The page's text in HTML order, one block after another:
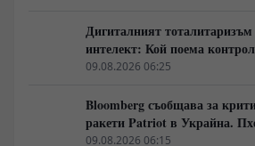
Дигиталният
интелект: Кой поема
управление
09.08.2026 06:25
Bloomberg съобщава за
ракети Patriot в Украйна.
войски в Русия в замяна на
09.08.2026 06:15